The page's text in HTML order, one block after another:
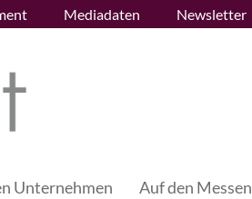
Mediadaten Newsletter
Unternehmen Auf den Messen